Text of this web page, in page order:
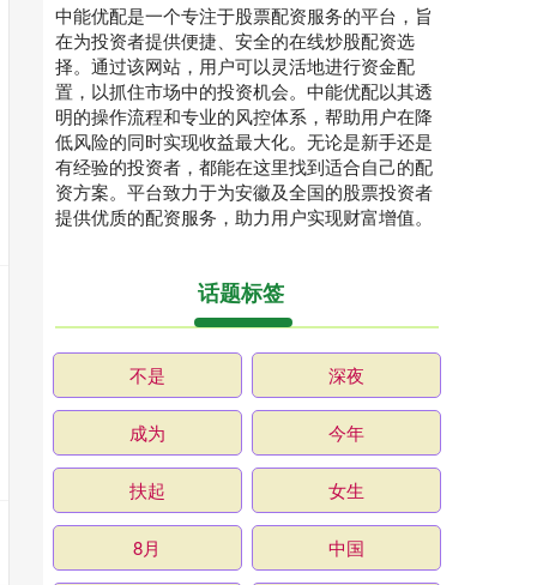
中能优配是一个专注于股票配资服务的平台，旨
在为投资者提供便捷、安全的在线炒股配资选
择。通过该网站，用户可以灵活地进行资金配
置，以抓住市场中的投资机会。中能优配以其透
明的操作流程和专业的风控体系，帮助用户在降
低风险的同时实现收益最大化。无论是新手还是
有经验的投资者，都能在这里找到适合自己的配
资方案。平台致力于为安徽及全国的股票投资者
提供优质的配资服务，助力用户实现财富增值。
话题标签
不是 深夜
成为 今年
扶起 女生
8月 中国